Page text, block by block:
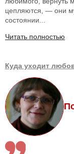
цепляются, — они
состоянии...
Читать полностью
Куда уходит